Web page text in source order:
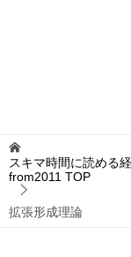
スキマ時間に読める
from2011 TOP
拡張形成理論